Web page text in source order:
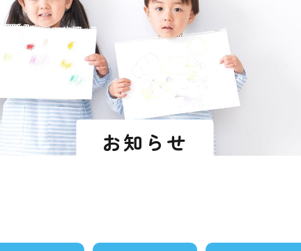
お知らせ